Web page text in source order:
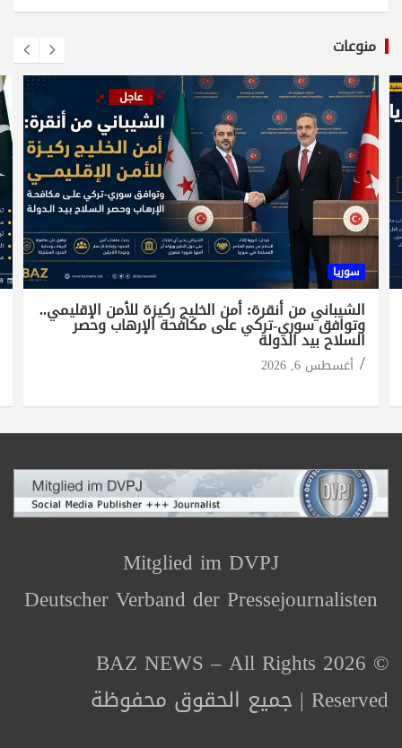
منوعات
سوريا
الشيباني من أنقرة: أمن الخليج ركيزة للأمن الإقليمي..
وتوافق سوري-تركي على مكافحة الإرهاب وحصر
السلاح بيد الدولة
أغسطس 6, 2026
Mitglied im DVPJ
Deutscher Verband der Pressejournalisten
© 2026 BAZ NEWS – All Rights
Reserved | جميع الحقوق محفوظة